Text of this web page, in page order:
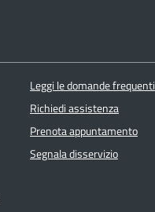
Leggi le domande frequenti
Richiedi assistenza
Prenota appuntamento
Segnala disservizio